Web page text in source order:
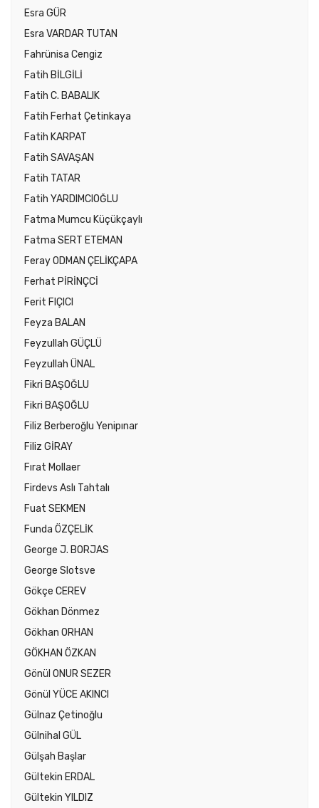
Esra GÜR
Esra VARDAR TUTAN
Fahrünisa Cengiz
Fatih BİLGİLİ
Fatih C. BABALIK
Fatih Ferhat Çetinkaya
Fatih KARPAT
Fatih SAVAŞAN
Fatih TATAR
Fatih YARDIMCIOĞLU
Fatma Mumcu Küçükçaylı
Fatma SERT ETEMAN
Feray ODMAN ÇELİKÇAPA
Ferhat PİRİNÇCİ
Ferit FIÇICI
Feyza BALAN
Feyzullah GÜÇLÜ
Feyzullah ÜNAL
Fikri BAŞOĞLU
Fikri BAŞOĞLU
Filiz Berberoğlu Yenipınar
Filiz GİRAY
Fırat Mollaer
Firdevs Aslı Tahtalı
Fuat SEKMEN
Funda ÖZÇELİK
George J. BORJAS
George Slotsve
Gökçe CEREV
Gökhan Dönmez
Gökhan ORHAN
GÖKHAN ÖZKAN
Gönül ONUR SEZER
Gönül YÜCE AKINCI
Gülnaz Çetinoğlu
Gülnihal GÜL
Gülşah Başlar
Gültekin ERDAL
Gültekin YILDIZ